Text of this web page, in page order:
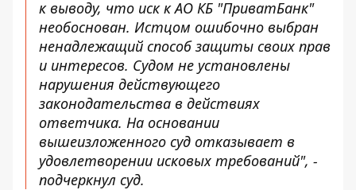
к выводу, что иск к АО КБ "ПриватБанк"
необоснован. Истцом ошибочно выбран
ненадлежащий способ защиты своих прав
и интересов. Судом не установлены
нарушения действующего
законодательства в действиях
ответчика. На основании
вышеизложенного суд отказывает в
удовлетворении исковых требований", -
подчеркнул суд.